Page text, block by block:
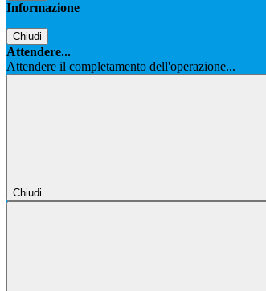
Informazione
Chiudi
Attendere...
Attendere il completamento dell'operazione...
Chiudi